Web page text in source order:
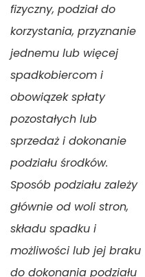
fizyczny, podział do
korzystania, przyznanie
jednemu lub więcej
spadkobiercom i
obowiązek spłaty
pozostałych lub
sprzedaż i dokonanie
podziału środków.
Sposób podziału zależy
głównie od woli stron,
składu spadku i
możliwości lub jej braku
do dokonania podziału